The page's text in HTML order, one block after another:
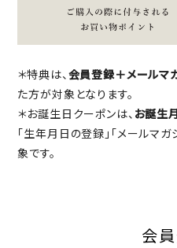
＊特典は、会員登録＋メールマ
た方が対象となります。
＊お誕生日クーポンは、 お誕生
「生年月日の登録」「メールマ
象です。
会